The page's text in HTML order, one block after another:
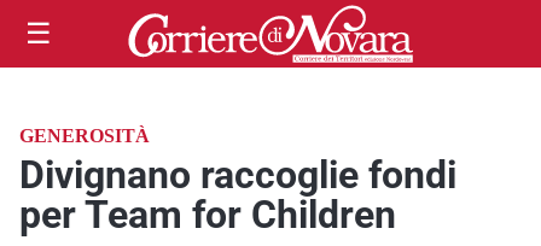
☰
GENEROSITÀ
Divignano raccoglie fondi
per Team for Children